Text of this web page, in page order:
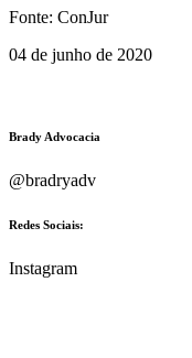
Fonte: ConJur
04 de junho de 2020
Brady Advocacia
@bradryadv
Redes Sociais:
Instagram